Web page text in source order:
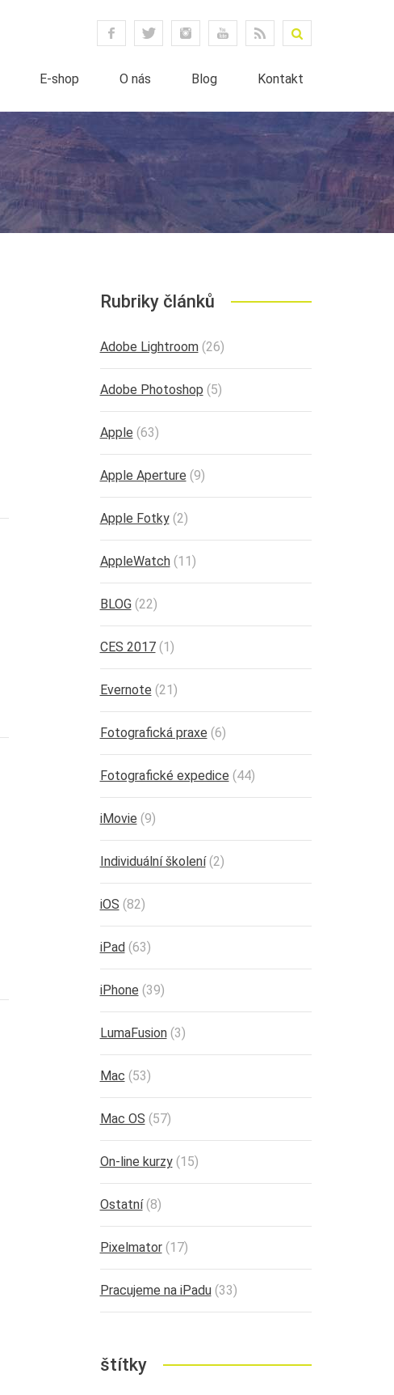
E-shop O nás Blog Kontakt
Rubriky článků
Adobe Lightroom(26)
Adobe Photoshop (5)
Apple (63)
Apple Aperture (9)
Apple Fotky(2)
AppleWatch(11)
BLOG(22)
CES 2017(1)
Evernote (21)
Fotografická praxe (6)
Fotografické expedice (44)
iMovie (9)
Individuální školení(2)
iOS (82)
iPad(63)
iPhone (39)
LumaFusion(3)
Mac (53)
Mac OS (57)
On-line kurzy(15)
Ostatní(8)
Pixelmator(17)
Pracujeme na iPadu(33)
štítky